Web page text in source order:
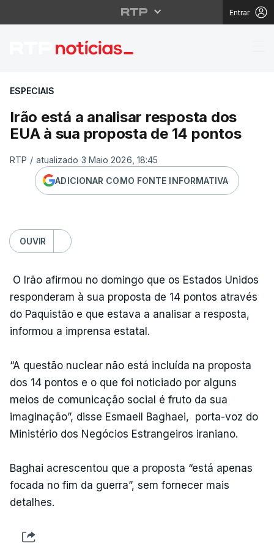
Entrar
Irão está a analisar
ESPECIAIS
Irão está a analisar resposta dos
EUA à sua proposta de 14 pontos
RTP / atualizado 3 Maio 2026, 18:45
ADICIONAR COMO FONTE INFORMATIVA
OUVIR
O Irão afirmou no domingo que os Estados Unidos
responderam à sua proposta de 14 pontos através
do Paquistão e que estava a analisar a resposta,
informou a imprensa estatal.
“A questão nuclear não está incluída na proposta
dos 14 pontos e o que foi noticiado por alguns
meios de comunicação social é fruto da sua
imaginação”, disse Esmaeil Baghaei, porta-voz do
Ministério dos Negócios Estrangeiros iraniano.
Baghai acrescentou que a proposta “está apenas
focada no fim da guerra”, sem fornecer mais
detalhes.